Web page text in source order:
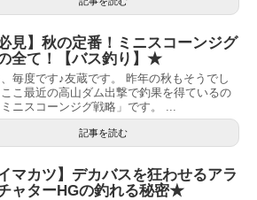
見】秋の定番！ミニスコーンジグ
全て！【バス釣り】★
毎度です♪友蔵です。 昨年の秋もそうでし
こ最近の高山ダム出撃で釣果を得ているの
ニスコーンジグ戦略」です。 ...
記事を読む
マカツ】デカバスを狂わせるアラ
ャターHGの釣れる秘密★